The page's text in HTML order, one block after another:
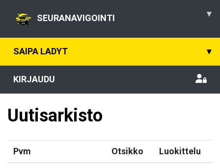
SEURANAVIGOINTI ▾
SAIPA LADYT ▾
KIRJAUDU
Uutisarkisto
Pvm Otsikko Luokittelu